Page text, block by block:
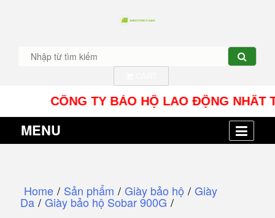
CÔNG TY BẢO HỘ LAO ĐỘNG NHÂT
MENU
Home / Sản phẩm / Giày bảo hộ / Giày
Da / Giày bảo hộ Sobar 900G /